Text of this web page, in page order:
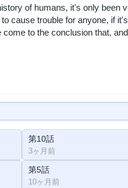
of humans, it's only been
cause trouble for anyone, if
to the conclusion that,
第10話
3ヶ月前
第5話
10ヶ月前